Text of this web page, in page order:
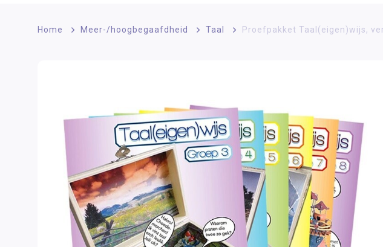
Home > Meer-/hoog­begaafdheid > Taal > Proefpakket Taal(eigen)wijs,